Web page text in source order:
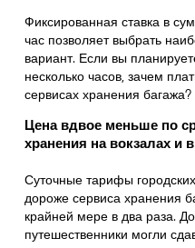
Фиксированная ставка в
час позволяет выбрать
вариант. Если вы
несколько часов, зачем
сервисах хранения багажа?
Цена вдвое меньше по
хранения на вокзалах и
Суточные тарифы
дороже сервиса хранения
крайней мере в два раза.
путешественники могли